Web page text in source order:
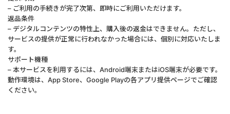
– ご利用の手続きが完了次第、即時にご利用いただけます。
返品条件
– デジタルコンテンツの特性上、購入後の返金はできません。ただし、
サービスの提供が正常に行われなかった場合には、個別に対応いたしま
す。
サポート機種
– 本サービスを利用するには、Android端末またはiOS端末が必要です。
動作環境は、App Store、Google Playの各アプリ提供ページでご確認
ください。